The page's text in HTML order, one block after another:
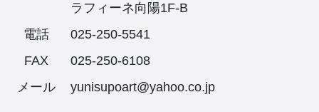
ラフィーネ向陽1F-B
電話
025-250-5541
FAX
025-250-6108
メール
yunisupoart@yahoo.co.jp